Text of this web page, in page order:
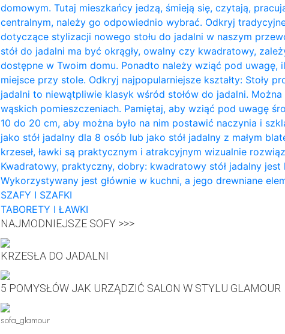
domowym. Tutaj mieszkańcy jedzą, śmieją się, czytają,
centralnym, należy go odpowiednio wybrać. Odkryj
dotyczące stylizacji nowego stołu do jadalni w naszym
stół do jadalni ma być okrągły, owalny czy kwadratowy,
dostępne w Twoim domu. Ponadto należy wziąć pod uwagę,
miejsce przy stole. Odkryj najpopularniejsze kształty: Stoły
jadalni to niewątpliwie klasyk wśród stołów do jadalni.
wąskich pomieszczeniach. Pamiętaj, aby wziąć pod uwagę
10 do 20 cm, aby można było na nim postawić naczynia i
jako stół jadalny dla 8 osób lub jako stół jadalny z małym
krzeseł, ławki są praktycznym i atrakcyjnym wizualnie
Kwadratowy, praktyczny, dobry: kwadratowy stół jadalny
Wykorzystywany jest głównie w kuchni, a jego drewniane
SZAFY I SZAFKI
TABORETY I ŁAWKI
NAJMODNIEJSZE SOFY >>>
KRZESŁA DO JADALNI
5 POMYSŁÓW JAK URZĄDZIĆ SALON W STYLU GLAMOUR
sofa_glamour